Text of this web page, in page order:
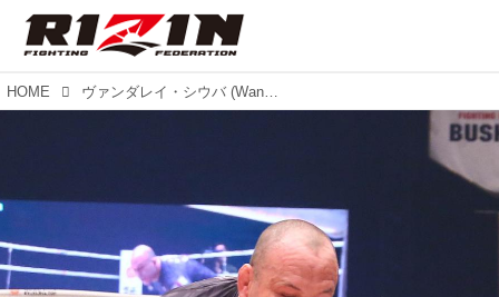
HOME ヴァンダレイ・シウバ (Wanderlei Silva)